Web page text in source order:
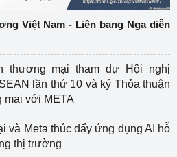
Việt Nam - Liên bang Nga diễn
thương mại tham dự Hội nghị
lần thứ 10 và ký Thỏa thuận
mại với META
và Meta thúc đẩy ứng dụng AI hỗ
thị trường